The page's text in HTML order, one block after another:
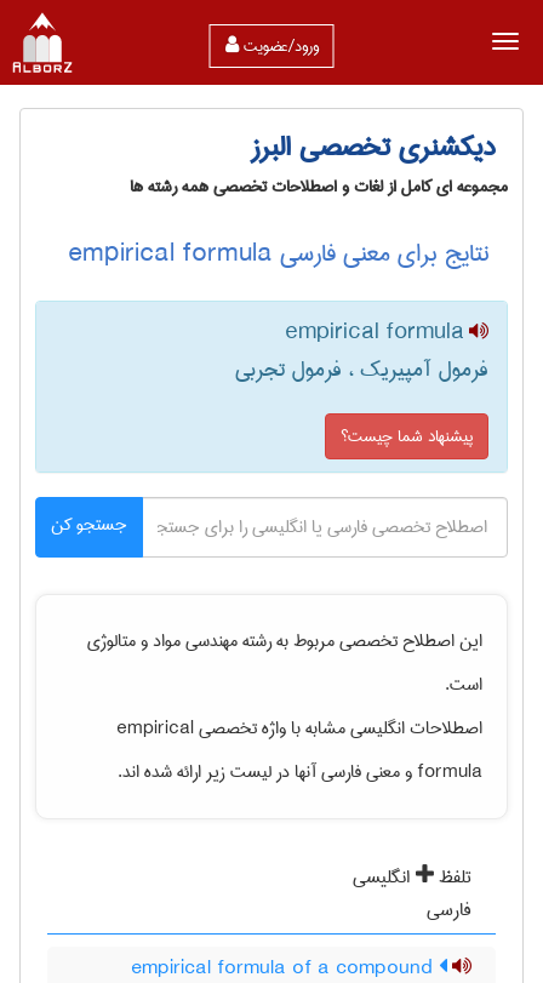
ورود/عضویت
دیکشنری تخصصی البرز
مجموعه ای کامل از لغات و اصطلاحات تخصصی همه رشته ها
نتایج برای معنی فارسی empirical formula
empirical formula
فرمول آمپیریک ، فرمول تجربی
پیشنهاد شما چیست؟
جستجو کن
این اصطلاح تخصصی مربوط به رشتهمهندسی مواد و متالوژی
است.
اصطلاحات انگلیسی مشابه با واژه تخصصیempirical
formulaو معنی فارسی آنها در لیست زیر ارائه شده اند.
تلفظ
انگلیسی
فارسی